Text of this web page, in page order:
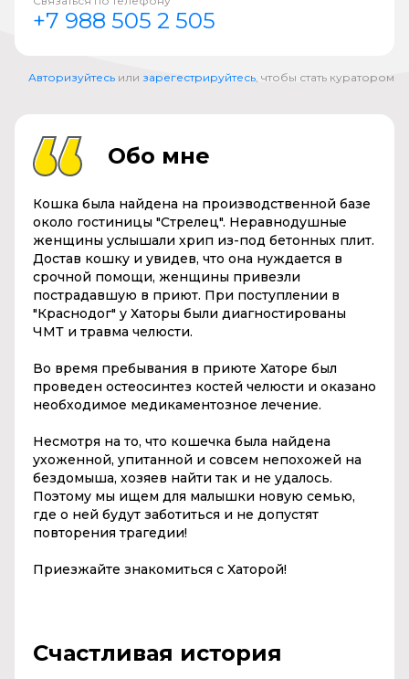
+7 988 505 2 505
Авторизуйтесь или зарегестрируйтесь , чтобы стать куратором
Обо мне
Кошка была найдена на производственной базе
около гостиницы "Стрелец". Неравнодушные
женщины услышали хрип из-под бетонных плит.
Достав кошку и увидев, что она нуждается в
срочной помощи, женщины привезли
пострадавшую в приют. При поступлении в
"Краснодог" у Хаторы были диагностированы
ЧМТ и травма челюсти.
Во время пребывания в приюте Хаторе был
проведен остеосинтез костей челюсти и оказано
необходимое медикаментозное лечение.
Несмотря на то, что кошечка была найдена
ухоженной, упитанной и совсем непохожей на
бездомыша, хозяев найти так и не удалось.
Поэтому мы ищем для малышки новую семью,
где о ней будут заботиться и не допустят
повторения трагедии!
Приезжайте знакомиться с Хаторой!
Счастливая история